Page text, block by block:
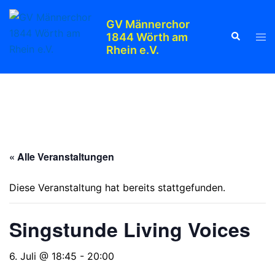
Zum
Inhalt
springen
GV Männerchor
1844 Wörth am
Rhein e.V.
Suche
« Alle Veranstaltungen
Diese Veranstaltung hat bereits stattgefunden.
Singstunde Living Voices
6. Juli @ 18:45 - 20:00